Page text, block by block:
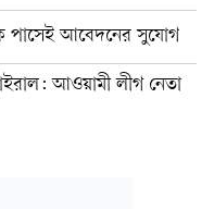
পাসেই আবেদনের সুযোগ
আওয়ামী লীগ নেতা